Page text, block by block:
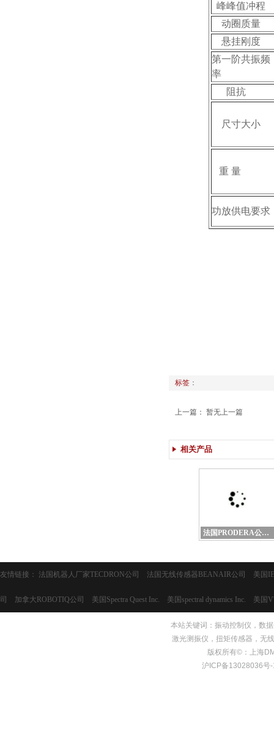
峰峰值冲程
动圈质量
悬挂刚度
第一阶共振频
率
阻抗
尺寸大小
重 量
功放供电要求
标签 ：
上一篇： 暂无上一篇
相关产品
法国PRODERA公司的惯性激振器
友情链接： 法国机器人厂家TECDRON公司 法国无线传感器BEANAIR公司 美国
司 加拿大ROBOTIQ公司 美国Spectra Quest Inc. 美国spectral dynamics Inc. 美国
本站关键词： 振动控制仪 ， 数
激光测振仪，扭矩传感器，无
版权所有©：上海
沪ICP备13028036号